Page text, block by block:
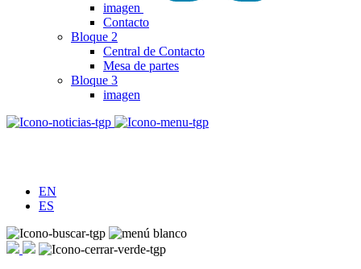
imagen
Contacto
Bloque 2
Central de Contacto
Mesa de partes
Bloque 3
imagen
EN
ES